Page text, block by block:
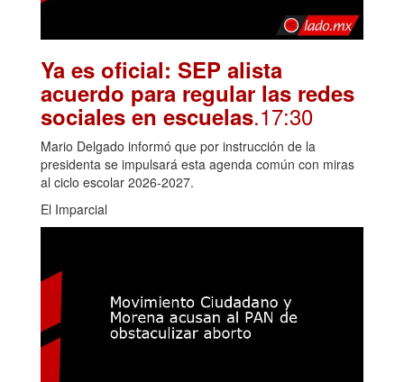
Ya es oficial: SEP alista
acuerdo para regular las redes
sociales en escuelas.17:30
Mario Delgado informó que por instrucción de la
presidenta se impulsará esta agenda común con miras
al ciclo escolar 2026-2027.
El Imparcial